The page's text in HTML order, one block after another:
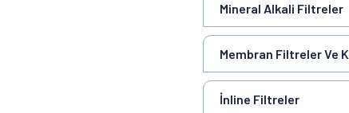
Mineral Alkali Filtreler
Membran Filtreler Ve
İnline Filtreler